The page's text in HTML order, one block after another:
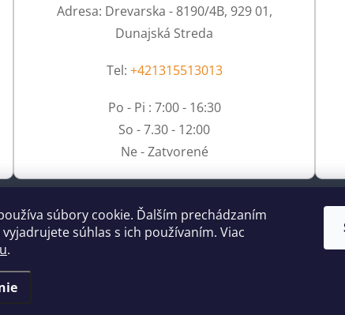
súbory cookie. Ďalším prechádzaním
súhlas s ich používaním. Viac
.
Adresa: Drevarska - 8190/4B, 929 01,
Dunajská Streda
Tel: +421315513013
Po - Pi : 7:00 - 16:30
So - 7.30 - 12:00
Ne - Zatvorené